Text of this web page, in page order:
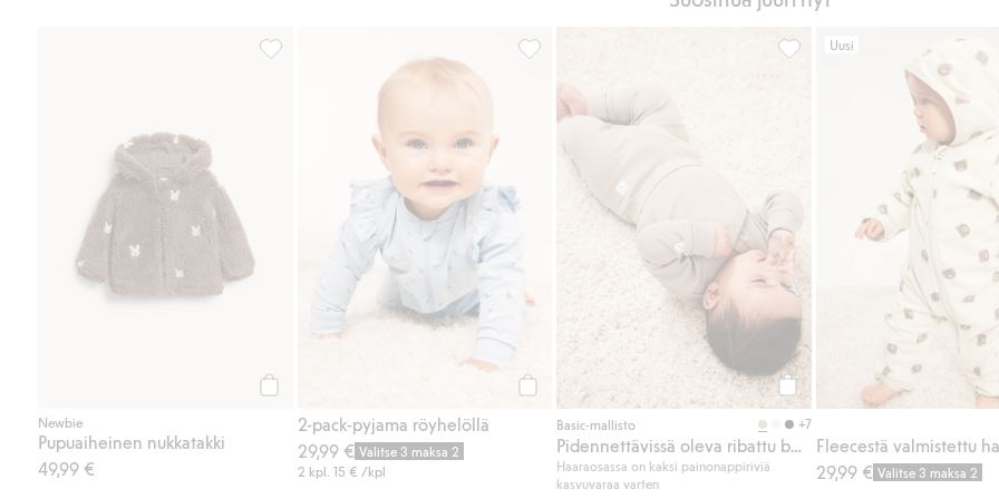
Newbie
Pupuaiheinen nukkatakki
49,99 €
Pupuaiheinen nukkatakki, Lisää suosikkeihin
2-pack-pyjama röyhelöllä
29,99 € Valitse 3 maksa 2
2 kpl. 15 € /kpl
Osta
Basic-mallisto +7
Pidennettävissä oleva ribattu body
Haaraosassa on kaksi painonappiriviä
kasvuvaraa varten
Pidennettävissä oleva ribattu
Uusi
29,99 € Valitse 3 maksa 2